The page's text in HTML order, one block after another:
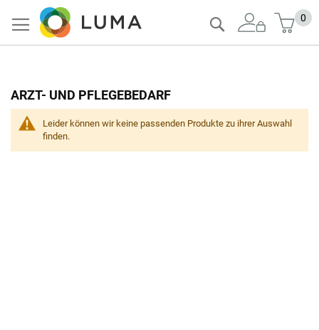
Zum
Inhalt
springen
0
Suche
Leider können wir keine passenden Produkte zu ihrer Auswahl
finden.
ARZT- UND PFLEGEBEDARF